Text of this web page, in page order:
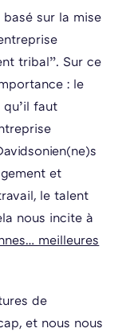
sur la mise
tribal”. Sur ce
: le
faut
et
le talent
nous incite à
meilleures
de
et nous nous